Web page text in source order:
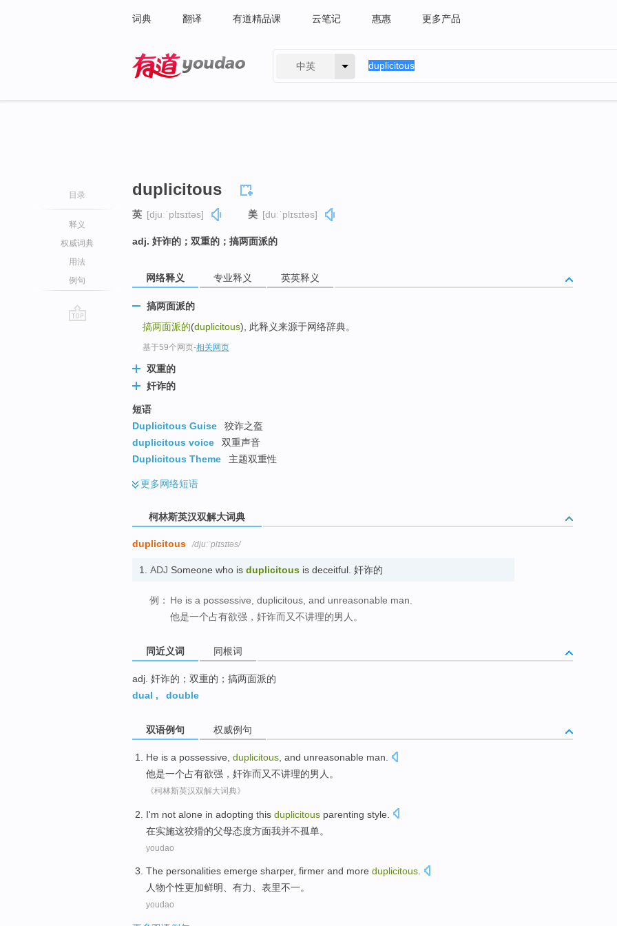
词典 翻译 有道精品课 云笔记 惠惠 更多产品
中英
目录
释义
权威词典
用法
例句
duplicitous
英 [djuːˈplɪsɪtəs] 美 [duːˈplɪsɪtəs]
adj. 奸诈的；双重的；搞两面派的
网络释义 专业释义 英英释义
搞两面派的
搞两面派的(duplicitous), 此释义来源于网络辞典。
基于59个网页-相关网页
双重的
奸诈的
短语
Duplicitous Guise
狡诈之盔
duplicitous voice
双重声音
Duplicitous Theme
主题双重性
更多网络短语
柯林斯英汉双解大词典
duplicitous /djuːˈplɪsɪtəs/
1. ADJ Someone who is duplicitous is deceitful. 奸诈的
例： He is a possessive, duplicitous, and unreasonable man.
他是一个占有欲强，奸诈而又不讲理的男人。
同近义词 同根词
adj. 奸诈的；双重的；搞两面派的
dual , double
双语例句 权威例句
He is a possessive duplicitous and unreasonable man
他是一个占有欲强 ， 奸诈而又不讲理的男人 。
《柯林斯英汉双解大词典》
I'm not alone in adopting this duplicitous parenting style.
在实施这狡猾的父母态度方面我并不孤单。
youdao
The personalities emerge sharper, firmer and more duplicitous.
人物个性更加鲜明、有力、表里不一。
youdao